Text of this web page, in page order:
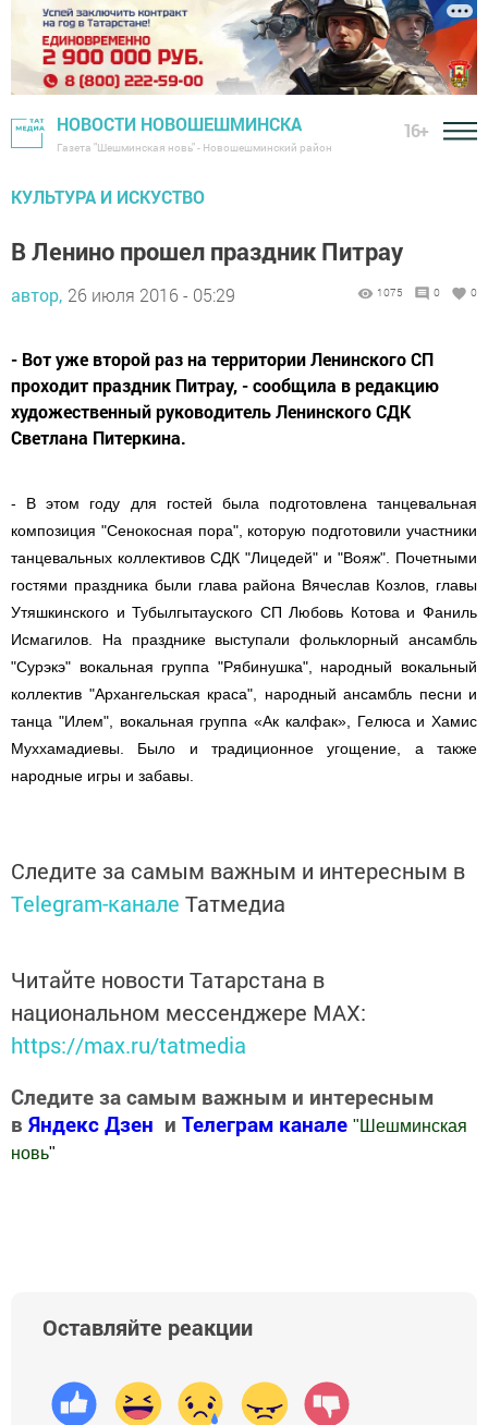
НОВОСТИ НОВОШЕШМИНСКА
Газета "Шешминская новь" - Новошешминский район
16+
КУЛЬТУРА И ИСКУСТВО
В Ленино прошел праздник Питрау
автор, 26 июля 2016 - 05:29 1075 0 0
- Вот уже второй раз на территории Ленинского CП
проходит праздник Питрау, - сообщила в редакцию
художественный руководитель Ленинского СДК
Светлана Питеркина.
- В этом году для гостей была подготовлена танцевальная
композиция "Сенокосная пора", которую подготовили участники
танцевальных коллективов СДК "Лицедей" и "Вояж". Почетными
гостями праздника были глава района Вячеслав Козлов, главы
Утяшкинского и Тубылгытауского СП Любовь Котова и Фаниль
Исмагилов. На празднике выступали фольклорный ансамбль
"Сурэкэ" вокальная группа "Рябинушка", народный вокальный
коллектив "Архангельская краса", народный ансамбль песни и
танца "Илем", вокальная группа «Ак калфак», Гелюса и Хамис
Муххамадиевы. Было и традиционное угощение, а также
народные игры и забавы.
Следите за самым важным и интересным в
Telegram-канале Татмедиа
Читайте новости Татарстана в
национальном мессенджере MАХ:
https://max.ru/tatmedia
Следите за самым важным и интересным
в Яндекс Дзен и Телеграм канале " Шешминская
новь"
Оставляйте реакции